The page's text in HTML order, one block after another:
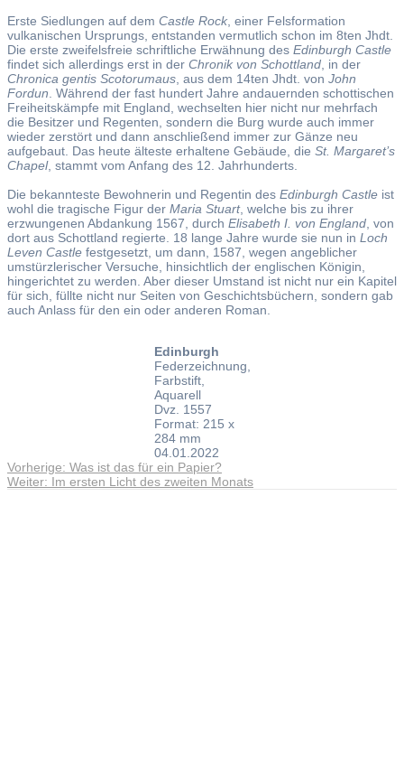
Erste Siedlungen auf dem Castle Rock , einer Felsformation
vulkanischen Ursprungs, entstanden vermutlich schon im 8ten Jhdt.
Die erste zweifelsfreie schriftliche Erwähnung des Edinburgh Castle
findet sich allerdings erst in der Chronik von Schottland , in der
Chronica gentis Scotorumaus , aus dem 14ten Jhdt. von John
Fordun . Während der fast hundert Jahre andauernden schottischen
Freiheitskämpfe mit England, wechselten hier nicht nur mehrfach
die Besitzer und Regenten, sondern die Burg wurde auch immer
wieder zerstört und dann anschließend immer zur Gänze neu
aufgebaut. Das heute älteste erhaltene Gebäude, die St. Margaret’s
Chapel, stammt vom Anfang des 12. Jahrhunderts.
Die bekannteste Bewohnerin und Regentin des Edinburgh Castle ist
wohl die tragische Figur der Maria Stuart, welche bis zu ihrer
erzwungenen Abdankung 1567, durch Elisabeth I. von England , von
dort aus Schottland regierte. 18 lange Jahre wurde sie nun in Loch
Leven Castle festgesetzt, um dann, 1587, wegen angeblicher
umstürzlerischer Versuche, hinsichtlich der englischen Königin,
hingerichtet zu werden. Aber dieser Umstand ist nicht nur ein Kapitel
für sich, füllte nicht nur Seiten von Geschichtsbüchern, sondern gab
auch Anlass für den ein oder anderen Roman.
Edinburgh
Federzeichnung,
Farbstift,
Aquarell
Dvz. 1557
Format: 215 x
284 mm
04.01.2022
Beitragsnavigation
Vorherige: Vorheriger
Beitrag:
Was ist das für ein Papier?
Weiter: Nächster
Im ersten Licht des zweiten Monats